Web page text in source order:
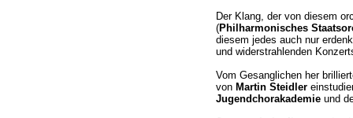
Der Klang, der von diesem
(Philharmonisches
diesem jedes auch nur
und widerstrahlenden
Vom Gesanglichen her
von Martin Steidler
Jugendchorakademieund